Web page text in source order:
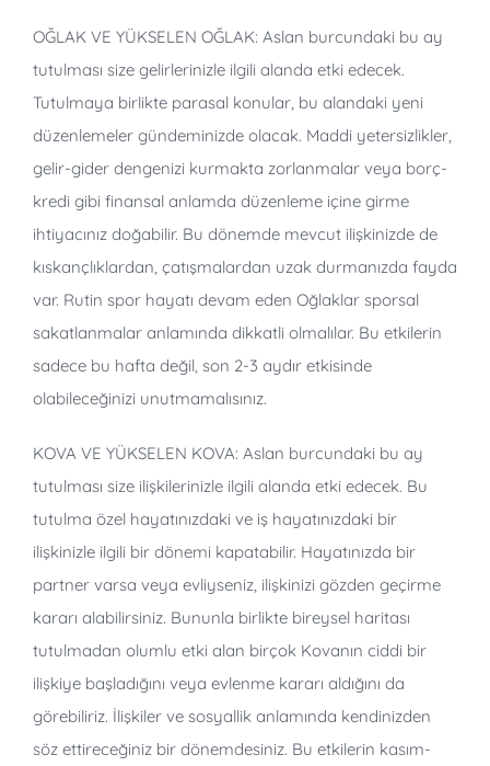
OĞLAK VE YÜKSELEN OĞLAK: Aslan burcundaki bu ay
tutulması size gelirlerinizle ilgili alanda etki edecek.
Tutulmaya birlikte parasal konular, bu alandaki yeni
düzenlemeler gündeminizde olacak. Maddi yetersizlikler,
gelir-gider dengenizi kurmakta zorlanmalar veya borç-
kredi gibi finansal anlamda düzenleme içine girme
ihtiyacınız doğabilir. Bu dönemde mevcut ilişkinizde de
kıskançlıklardan, çatışmalardan uzak durmanızda fayda
var. Rutin spor hayatı devam eden Oğlaklar sporsal
sakatlanmalar anlamında dikkatli olmalılar. Bu etkilerin
sadece bu hafta değil, son 2-3 aydır etkisinde
olabileceğinizi unutmamalısınız.
KOVA VE YÜKSELEN KOVA: Aslan burcundaki bu ay
tutulması size ilişkilerinizle ilgili alanda etki edecek. Bu
tutulma özel hayatınızdaki ve iş hayatınızdaki bir
ilişkinizle ilgili bir dönemi kapatabilir. Hayatınızda bir
partner varsa veya evliyseniz, ilişkinizi gözden geçirme
kararı alabilirsiniz. Bununla birlikte bireysel haritası
tutulmadan olumlu etki alan birçok Kovanın ciddi bir
ilişkiye başladığını veya evlenme kararı aldığını da
görebiliriz. İlişkiler ve sosyallik anlamında kendinizden
söz ettireceğiniz bir dönemdesiniz. Bu etkilerin kasım-